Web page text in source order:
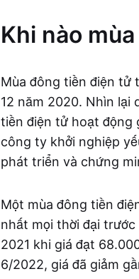
Khi nào
Mùa đông tiền điện tử
12 năm 2020. Nhìn lại
tiền điện tử hoạt động
công ty khởi nghiệp
phát triển và chứng
Một mùa đông tiền
nhất mọi thời đại trước
2021 khi giá đạt
6/2022, giá đã giảm